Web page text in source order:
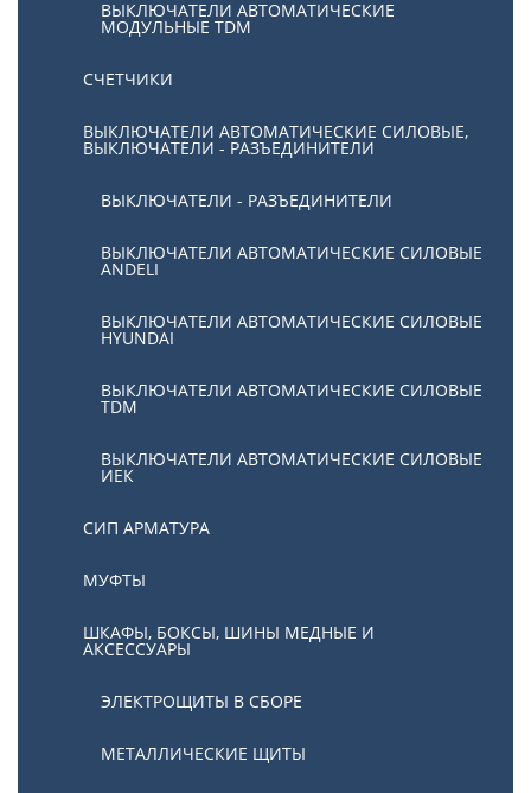
ВЫКЛЮЧАТЕЛИ АВТОМАТИЧЕСКИЕ
МОДУЛЬНЫЕ TDM
СЧЕТЧИКИ
ВЫКЛЮЧАТЕЛИ АВТОМАТИЧЕСКИЕ СИЛОВЫЕ,
ВЫКЛЮЧАТЕЛИ - РАЗЪЕДИНИТЕЛИ
ВЫКЛЮЧАТЕЛИ - РАЗЪЕДИНИТЕЛИ
ВЫКЛЮЧАТЕЛИ АВТОМАТИЧЕСКИЕ СИЛОВЫЕ
ANDELI
ВЫКЛЮЧАТЕЛИ АВТОМАТИЧЕСКИЕ СИЛОВЫЕ
HYUNDAI
ВЫКЛЮЧАТЕЛИ АВТОМАТИЧЕСКИЕ СИЛОВЫЕ
TDM
ВЫКЛЮЧАТЕЛИ АВТОМАТИЧЕСКИЕ СИЛОВЫЕ
ИЕК
СИП АРМАТУРА
МУФТЫ
ШКАФЫ, БОКСЫ, ШИНЫ МЕДНЫЕ И
АКСЕССУАРЫ
ЭЛЕКТРОЩИТЫ В СБОРЕ
МЕТАЛЛИЧЕСКИЕ ЩИТЫ